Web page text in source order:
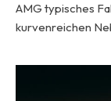
AMG typisches
kurvenreichen